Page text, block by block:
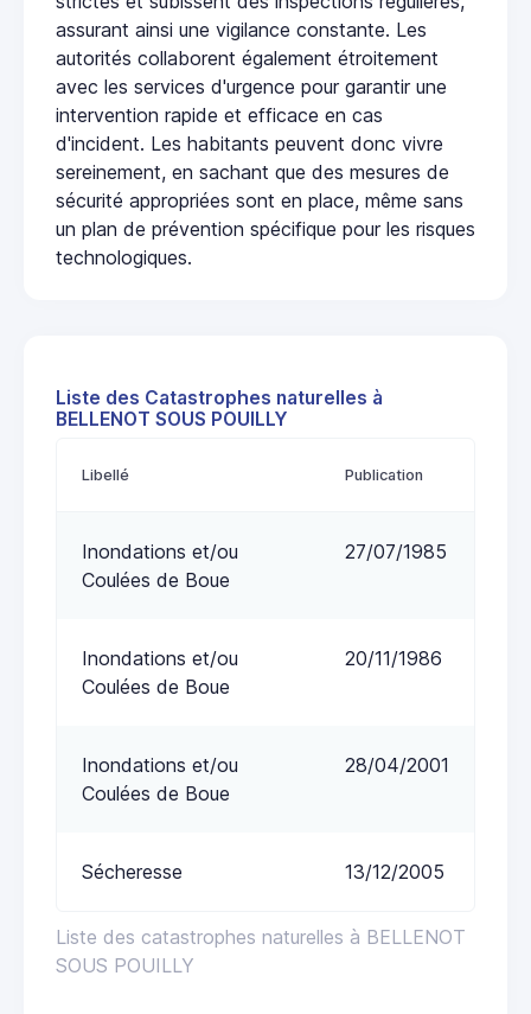
assurant ainsi une vigilance constante. Les
autorités collaborent également étroitement
avec les services d'urgence pour garantir une
intervention rapide et efficace en cas
d'incident. Les habitants peuvent donc vivre
sereinement, en sachant que des mesures de
sécurité appropriées sont en place, même sans
un plan de prévention spécifique pour les risques
technologiques.
Liste des Catastrophes naturelles à
BELLENOT SOUS POUILLY
Liste des catastrophes naturelles à BELLENOT
SOUS POUILLY
Libellé Publication
Inondations et/ou
Coulées de Boue
27/07/1985
Inondations et/ou
Coulées de Boue
20/11/1986
Inondations et/ou
Coulées de Boue
28/04/2001
Sécheresse 13/12/2005